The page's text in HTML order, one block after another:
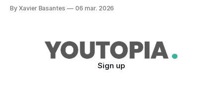
By Xavier Basantes 06 mar. 2026
Sign up